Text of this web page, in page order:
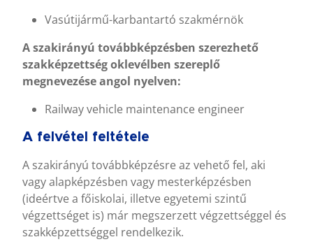
Vasútijármű-karbantartó szakmérnök
A szakirányú továbbképzésben szerezhető
szakképzettség oklevélben szereplő
megnevezése angol nyelven:
Railway vehicle maintenance engineer
A felvétel feltétele
A szakirányú továbbképzésre az vehető fel, aki
vagy alapképzésben vagy mesterképzésben
(ideértve a főiskolai, illetve egyetemi szintű
végzettséget is) már megszerzett végzettséggel és
szakképzettséggel rendelkezik.